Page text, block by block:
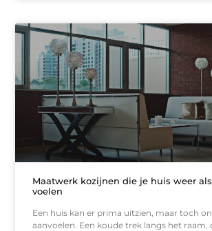
Maatwerk kozijnen die je huis weer
voelen
Een huis kan er prima uitzien, maar toch
aanvoelen. Een koude trek langs het raam,